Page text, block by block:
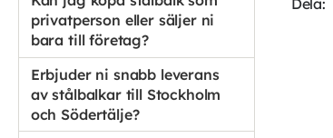
privatperson eller säljer ni
bara till företag?
Erbjuder ni snabb leverans
av stålbalkar till Stockholm
och Södertälje?